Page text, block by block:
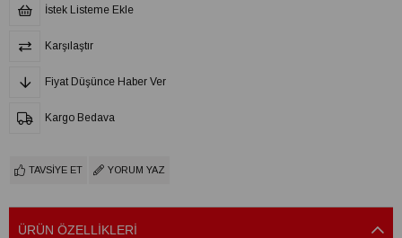
İstek Listeme Ekle
Karşılaştır
Fiyat Düşünce Haber Ver
Kargo Bedava
TAVSIYE ET YORUM YAZ
ÜRÜN ÖZELLIKLERI